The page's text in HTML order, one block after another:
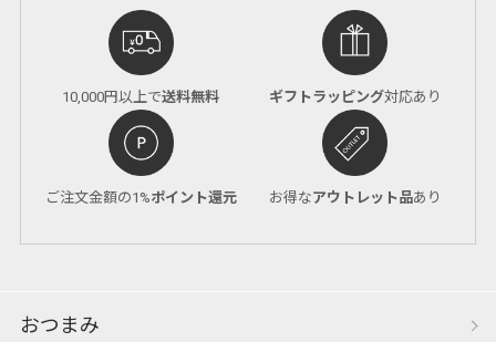
10,000円以上で送料無料 ギフトラッピング対応あり
ご注文金額の1%ポイント還元 お得なアウトレット品あり
おつまみ